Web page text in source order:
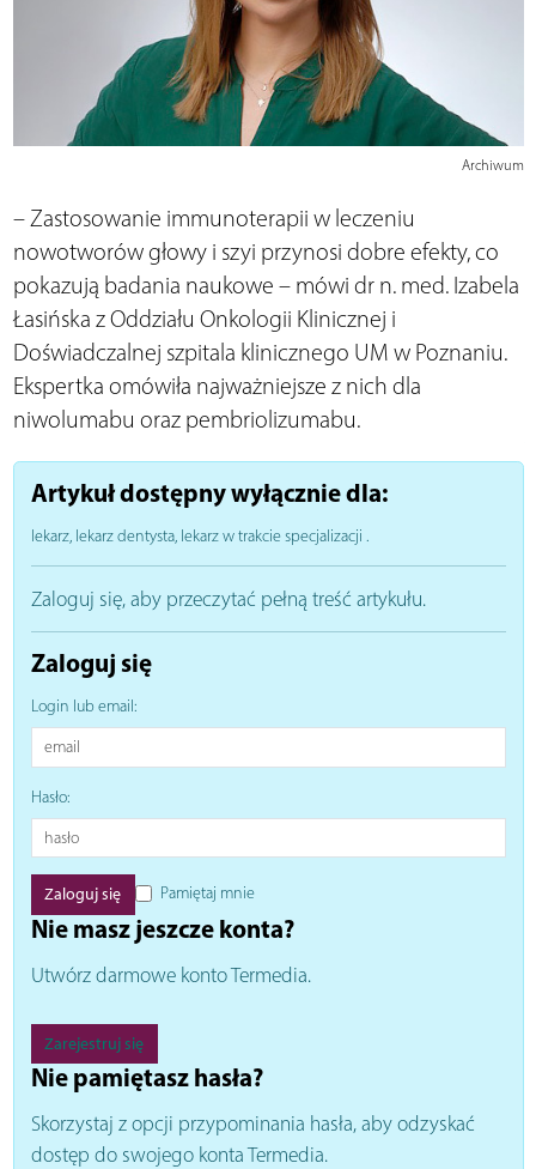
Archiwum
– Zastosowanie immunoterapii w leczeniu
nowotworów głowy i szyi przynosi dobre efekty, co
pokazują badania naukowe – mówi dr n. med. Izabela
Łasińska z Oddziału Onkologii Klinicznej i
Doświadczalnej szpitala klinicznego UM w Poznaniu.
Ekspertka omówiła najważniejsze z nich dla
niwolumabu oraz pembriolizumabu.
Artykuł dostępny wyłącznie dla:
lekarz, lekarz dentysta, lekarz w trakcie specjalizacji .
Zaloguj się, aby przeczytać pełną treść artykułu.
Zaloguj się
Login lub email:
Hasło:
Pamiętaj mnie
Nie masz jeszcze konta?
Utwórz darmowe konto Termedia.
Zarejestruj się
Nie pamiętasz hasła?
Skorzystaj z opcji przypominania hasła, aby odzyskać
dostęp do swojego konta Termedia.